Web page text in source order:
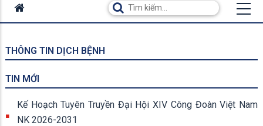
THÔNG TIN DỊCH BỆNH
TIN MỚI
Kế Hoạch Tuyên Truyền Đại Hội XIV Công Đoàn Việt Nam
NK 2026-2031